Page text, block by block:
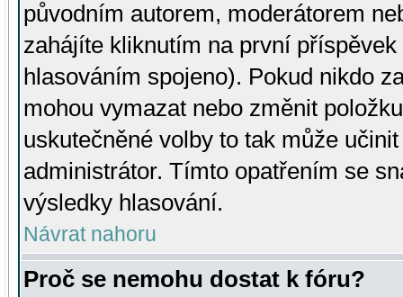
původním autorem, moderátorem
zahájíte kliknutím na první
hlasováním spojeno). Pokud nikdo
mohou vymazat nebo změnit
uskutečněné volby to tak může
administrátor. Tímto opatřením se
výsledky hlasování.
Návrat nahoru
Proč se nemohu dostat k fóru?